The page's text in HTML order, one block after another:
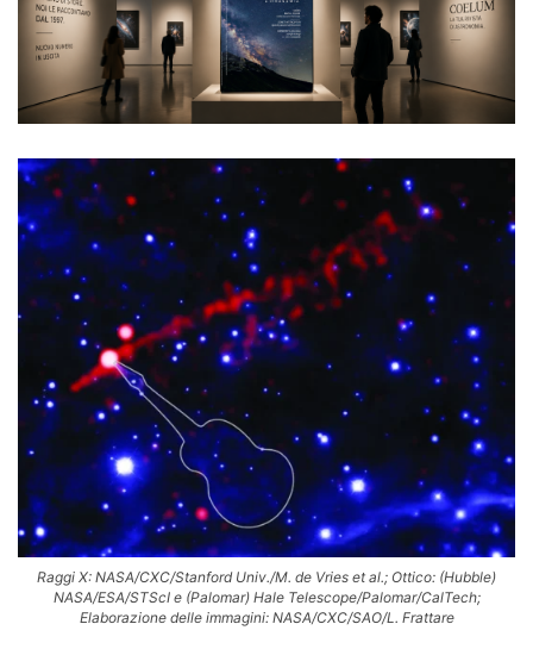
Raggi X: NASA/CXC/Stanford Univ./M. de Vries et al.; Ottico: (Hubble)
NASA/ESA/STScI e (Palomar) Hale Telescope/Palomar/CalTech;
Elaborazione delle immagini: NASA/CXC/SAO/L. Frattare